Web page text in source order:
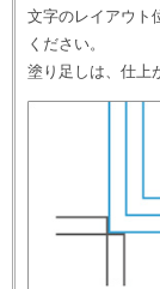
文字のレイアウト
ください。
塗り足しは、仕上